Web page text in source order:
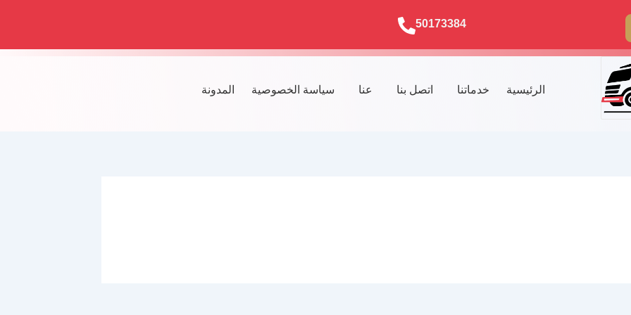
50173384
الرئيسية خدماتنا اتصل بنا عنا سياسة الخصوصية المدونة